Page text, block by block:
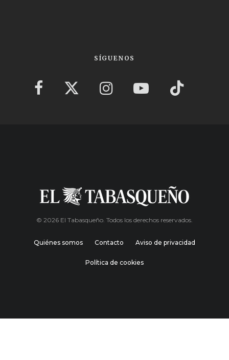
SÍGUENOS
© 2026 El Tabasqueño. Todos los derechos reservados.
Quiénes somos Contacto Aviso de privacidad
Política de cookies